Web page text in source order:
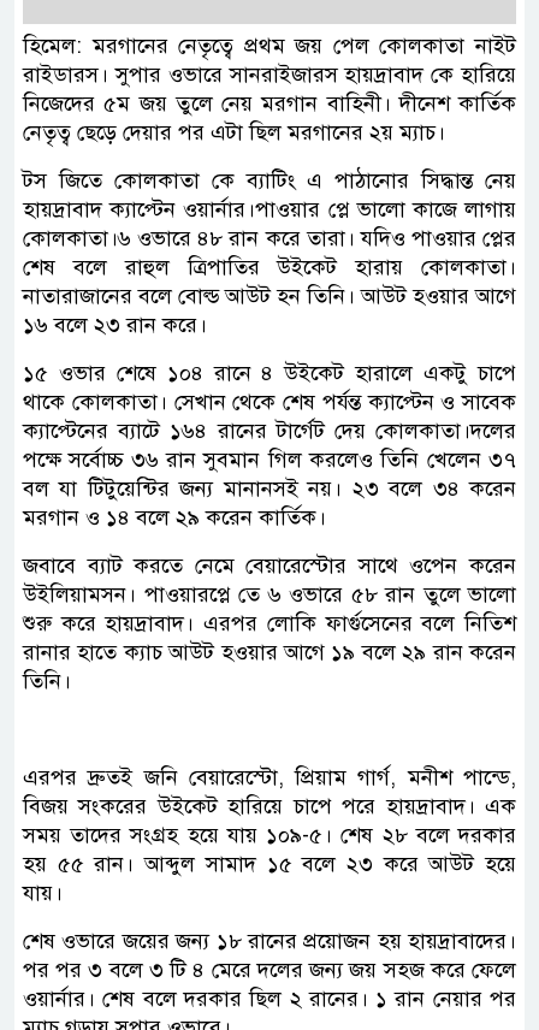
হিমেল: মরগানের নেতৃত্বে প্রথম জয় পেল কোলকাতা নাইট
রাইডারস। সুপার ওভারে সানরাইজারস হায়দ্রাবাদ কে হারিয়ে
নিজেদের ৫ম জয় তুলে নেয় মরগান বাহিনী। দীনেশ কার্তিক
নেতৃত্ব ছেড়ে দেয়ার পর এটা ছিল মরগানের ২য় ম্যাচ।
টস জিতে কোলকাতা কে ব্যাটিং এ পাঠানোর সিদ্ধান্ত নেয়
হায়দ্রাবাদ ক্যাপ্টেন ওয়ার্নার।পাওয়ার প্লে ভালো কাজে লাগায়
কোলকাতা।৬ ওভারে ৪৮ রান করে তারা। যদিও পাওয়ার প্লের
শেষ বলে রাহুল ত্রিপাতির উইকেট হারায় কোলকাতা।
নাতারাজানের বলে বোল্ড আউট হন তিনি। আউট হওয়ার আগে
১৬ বলে ২৩ রান করে।
১৫ ওভার শেষে ১০৪ রানে ৪ উইকেট হারালে একটু চাপে
থাকে কোলকাতা। সেখান থেকে শেষ পর্যন্ত ক্যাপ্টেন ও সাবেক
ক্যাপ্টেনের ব্যাটে ১৬৪ রানের টার্গেট দেয় কোলকাতা।দলের
পক্ষে সর্বোচ্চ ৩৬ রান সুবমান গিল করলেও তিনি খেলেন ৩৭
বল যা টিটুয়েন্টির জন্য মানানসই নয়। ২৩ বলে ৩৪ করেন
মরগান ও ১৪ বলে ২৯ করেন কার্তিক।
জবাবে ব্যাট করতে নেমে বেয়ারেস্টোর সাথে ওপেন করেন
উইলিয়ামসন। পাওয়ারপ্লে তে ৬ ওভারে ৫৮ রান তুলে ভালো
শুরু করে হায়দ্রাবাদ। এরপর লোকি ফার্গুসেনের বলে নিতিশ
রানার হাতে ক্যাচ আউট হওয়ার আগে ১৯ বলে ২৯ রান করেন
তিনি।
এরপর দ্রুতই জনি বেয়ারেস্টো, প্রিয়াম গার্গ, মনীশ পান্ডে,
বিজয় সংকরের উইকেট হারিয়ে চাপে পরে হায়দ্রাবাদ। এক
সময় তাদের সংগ্রহ হয়ে যায় ১০৯-৫। শেষ ২৮ বলে দরকার
হয় ৫৫ রান। আব্দুল সামাদ ১৫ বলে ২৩ করে আউট হয়ে
যায়।
শেষ ওভারে জয়ের জন্য ১৮ রানের প্রয়োজন হয় হায়দ্রাবাদের।
পর পর ৩ বলে ৩ টি ৪ মেরে দলের জন্য জয় সহজ করে ফেলে
ওয়ার্নার। শেষ বলে দরকার ছিল ২ রানের। ১ রান নেয়ার পর